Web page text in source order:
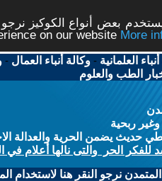
بعض أنواع الكوكيز
on our website
العلمانية -وكالة أنباء العمال -
الطب والعلوم
ربحية
يضمن الحرية والعدالة
الحر والتى نالها أعلام في
نرجو النقر هنا لاستخدام